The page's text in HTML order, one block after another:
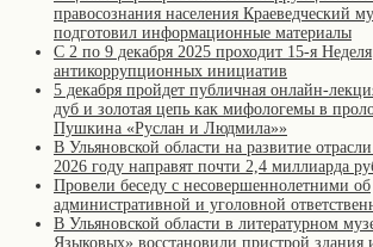
правосознания населения Краеведческий
подготовил информационные материалы
С 2 по 9 декабря 2025 проходит 15-я Неделя
антикоррупционных инициатив
5 декабря пройдет публичная онлайн-
дуб и золотая цепь как мифологемы в
Пушкина «Руслан и Людмила»»
В Ульяновской области на развитие
2026 году направят почти 2,4 миллиарда
Провели беседу с несовершеннолетними об
административной и уголовной
В Ульяновской области в литературном
Языковых» восстановили пристрой здания